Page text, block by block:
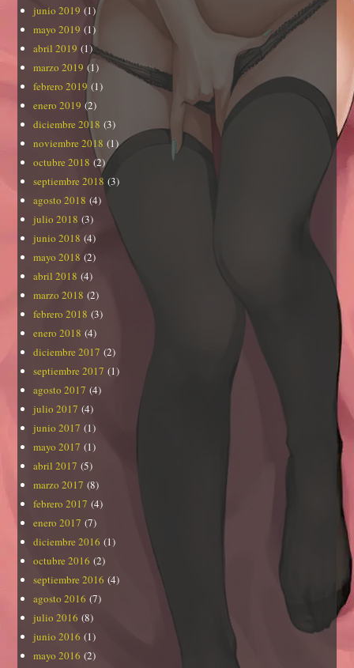
junio 2019 (1)
mayo 2019 (1)
abril 2019 (1)
marzo 2019 (1)
febrero 2019 (1)
enero 2019 (2)
diciembre 2018 (3)
noviembre 2018 (1)
octubre 2018 (2)
septiembre 2018 (3)
agosto 2018 (4)
julio 2018 (3)
junio 2018 (4)
mayo 2018 (2)
abril 2018 (4)
marzo 2018 (2)
febrero 2018 (3)
enero 2018 (4)
diciembre 2017 (2)
septiembre 2017 (1)
agosto 2017 (4)
julio 2017 (4)
junio 2017 (1)
mayo 2017 (1)
abril 2017 (5)
marzo 2017 (8)
febrero 2017 (4)
enero 2017 (7)
diciembre 2016 (1)
octubre 2016 (2)
septiembre 2016 (4)
agosto 2016 (7)
julio 2016 (8)
junio 2016 (1)
mayo 2016 (2)